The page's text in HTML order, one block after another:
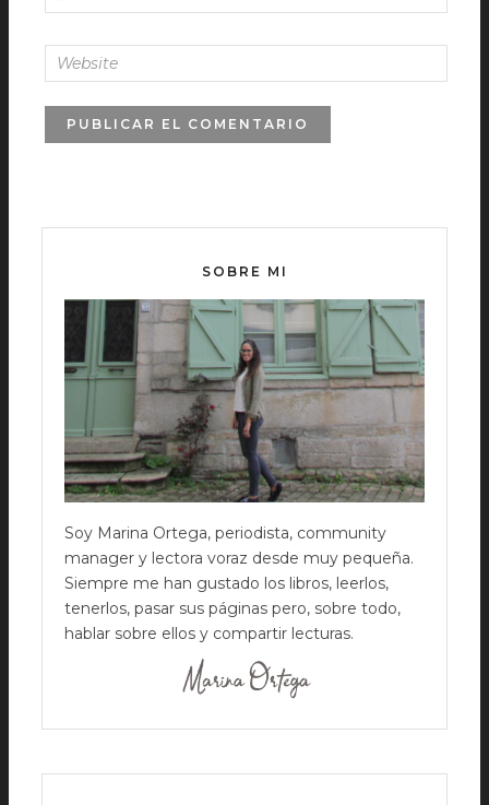
SOBRE MI
Soy Marina Ortega, periodista, community
manager y lectora voraz desde muy pequeña.
Siempre me han gustado los libros, leerlos,
tenerlos, pasar sus páginas pero, sobre todo,
hablar sobre ellos y compartir lecturas.